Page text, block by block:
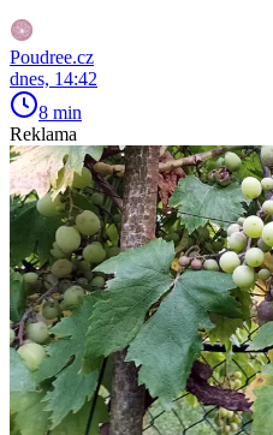
Poudree.cz
dnes, 14:42
8 min
Reklama